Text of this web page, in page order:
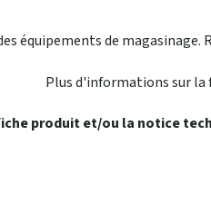
de magasinage.
Plus d'informations sur
produit et/ou la notice